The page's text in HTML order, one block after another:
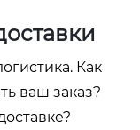
Как
ваш заказ?